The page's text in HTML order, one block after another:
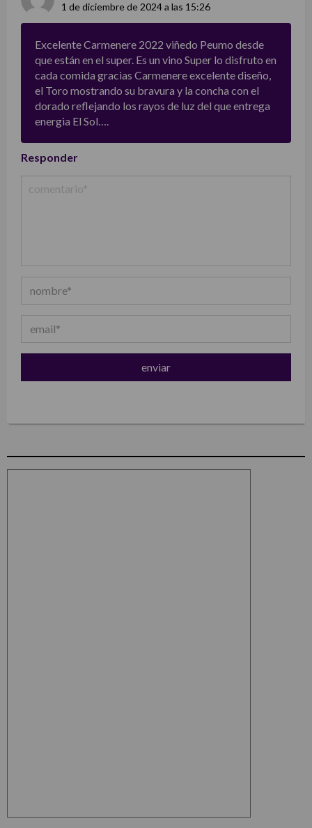
1 de diciembre de 2024 a las 15:26
Excelente Carmenere 2022 viñedo Peumo desde
que están en el super. Es un vino Super lo disfruto en
cada comida gracias Carmenere excelente diseño,
el Toro mostrando su bravura y la concha con el
dorado reflejando los rayos de luz del que entrega
energia El Sol….
Responder